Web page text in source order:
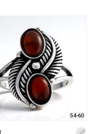
54-60